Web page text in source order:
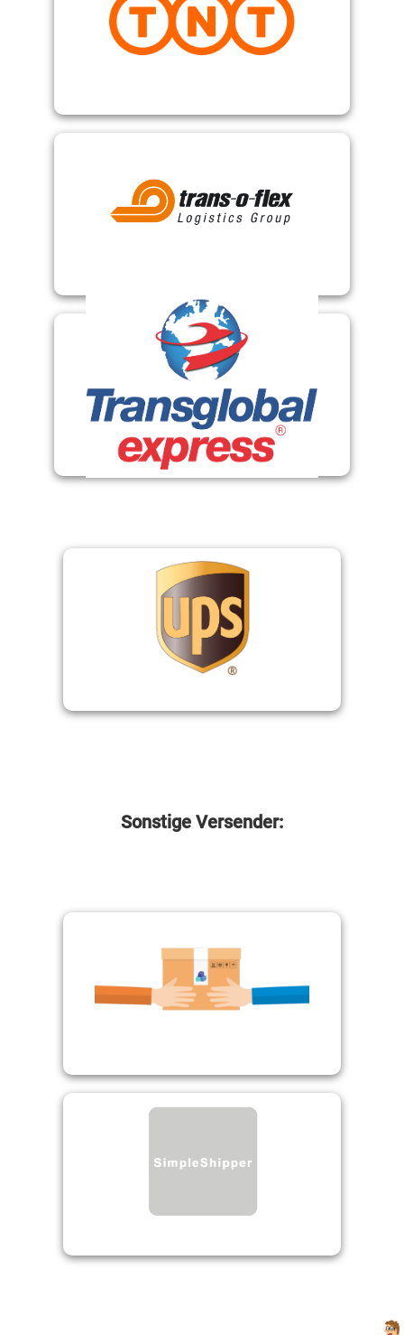
TNT
Trans-O-Flex Logistics Group
Transglobal Express
REST
Sonstige Versender:
Abholung
Einfacher Versender